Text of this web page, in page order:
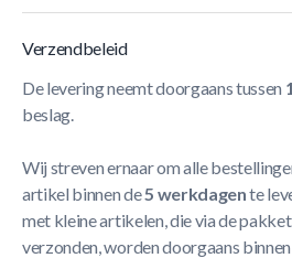
Verzendbeleid
De levering neemt doorgaans tussen
beslag.
Wij streven ernaar om alle
artikel binnen de5 werkdagente
met kleine artikelen, die via de
verzonden, worden doorgaans